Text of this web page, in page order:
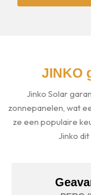
JINKO
Jinko Solar
zonnepanelen, wat
ze een populaire
Jinko